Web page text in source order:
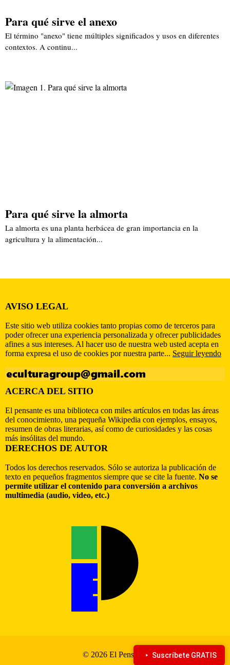
Para qué sirve el anexo
El término "anexo" tiene múltiples significados y usos en diferentes
contextos. A continu...
Para qué sirve la almorta
La almorta es una planta herbácea de gran importancia en la
agricultura y la alimentación...
AVISO LEGAL
Este sitio web utiliza cookies tanto propias como de terceros para
poder ofrecer una experiencia personalizada y ofrecer publicidades
afines a sus intereses. Al hacer uso de nuestra web usted acepta en
forma expresa el uso de cookies por nuestra parte... Seguir leyendo
ACERCA DEL SITIO
El pensante es una biblioteca con miles artículos en todas las áreas
del conocimiento, una pequeña Wikipedia con ejemplos, ensayos,
resumen de obras literarias, así como de curiosidades y las cosas
más insólitas del mundo.
DERECHOS DE AUTOR
Todos los derechos reservados. Sólo se autoriza la publicación de
texto en pequeños fragmentos siempre que se cite la fuente. No se
permite utilizar el contenido para conversión a archivos
multimedia (audio, video, etc.)
© 2026 El Pensante Suscríbete GRATIS